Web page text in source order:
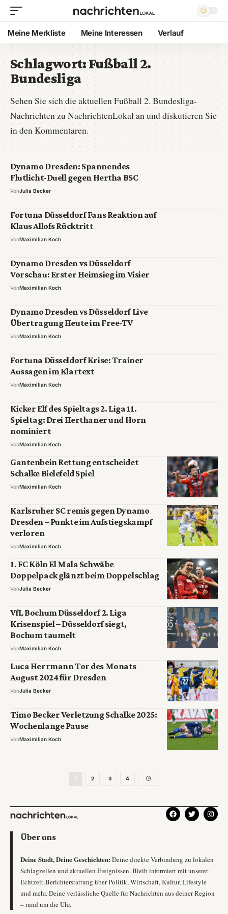
Meine Merkliste Meine Interessen Verlauf
Schlagwort:Fußball 2.
Bundesliga
Sehen Sie sich die aktuellen Fußball 2. Bundesliga-
Nachrichten zu NachrichtenLokal an und diskutieren Sie
in den Kommentaren.
Dynamo Dresden: Spannendes
Flutlicht-Duell gegen Hertha BSC
VonJulia Becker
Fortuna Düsseldorf Fans Reaktion auf
Klaus Allofs Rücktritt
VonMaximilian Koch
Dynamo Dresden vs Düsseldorf
Vorschau: Erster Heimsieg im Visier
VonMaximilian Koch
Dynamo Dresden vs Düsseldorf Live
Übertragung Heute im Free-TV
VonMaximilian Koch
Fortuna Düsseldorf Krise: Trainer
Aussagen im Klartext
VonMaximilian Koch
Kicker Elf des Spieltags 2. Liga 11.
Spieltag: Drei Herthaner und Horn
nominiert
VonMaximilian Koch
Gantenbein Rettung entscheidet
Schalke Bielefeld Spiel
VonMaximilian Koch
Karlsruher SC remis gegen Dynamo
Dresden – Punkte im Aufstiegskampf
verloren
VonMaximilian Koch
1. FC Köln El Mala Schwäbe
Doppelpack glänzt beim Doppelschlag
VonJulia Becker
VfL Bochum Düsseldorf 2. Liga
Krisenspiel – Düsseldorf siegt,
Bochum taumelt
VonMaximilian Koch
Luca Herrmann Tor des Monats
August 2024 für Dresden
VonJulia Becker
Timo Becker Verletzung Schalke 2025:
Wochenlange Pause
VonMaximilian Koch
1 2 3 4
Über uns
Deine Stadt, Deine Geschichten: Deine direkte Verbindung zu lokalen
Schlagzeilen und aktuellen Ereignissen. Bleib informiert mit unserer
Echtzeit-Berichterstattung über Politik, Wirtschaft, Kultur, Lifestyle
und mehr. Deine verlässliche Quelle für Nachrichten aus deiner Region
– rund um die Uhr.